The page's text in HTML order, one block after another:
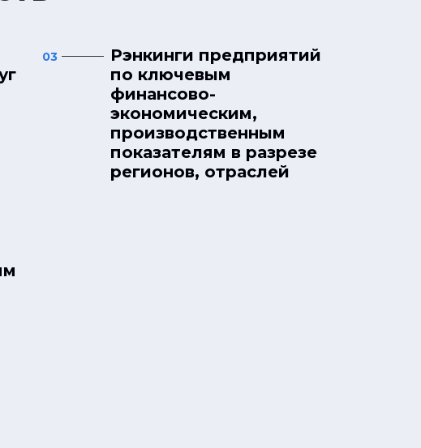
03
Рэнкинги предприятий
по ключевым
финансово-
экономическим,
производственным
показателям в разрезе
регионов, отраслей